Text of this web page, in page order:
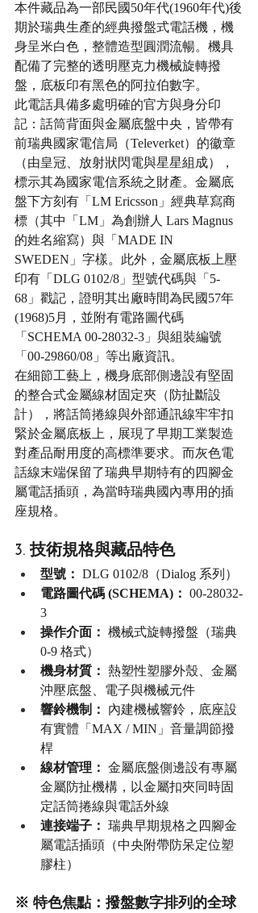
本件藏品為一部民國50年代(1960年代)後
期於瑞典生產的經典撥盤式電話機，機
身呈米白色，整體造型圓潤流暢。機具
配備了完整的透明壓克力機械旋轉撥
盤，底板印有黑色的阿拉伯數字。
此電話具備多處明確的官方與身分印
記：話筒背面與金屬底盤中央，皆帶有
前瑞典國家電信局（Televerket）的徽章
（由皇冠、放射狀閃電與星星組成），
標示其為國家電信系統之財產。金屬底
盤下方刻有「LM Ericsson」經典草寫商
標（其中「LM」為創辦人 Lars Magnus
的姓名縮寫）與「MADE IN
SWEDEN」字樣。此外，金屬底板上壓
印有「DLG 0102/8」型號代碼與「5-
68」戳記，證明其出廠時間為民國57年
(1968)5月，並附有電路圖代碼
「SCHEMA 00-28032-3」與組裝編號
「00-29860/08」等出廠資訊。
在細節工藝上，機身底部側邊設有堅固
的整合式金屬線材固定夾（防扯斷設
計），將話筒捲線與外部通訊線牢牢扣
緊於金屬底板上，展現了早期工業製造
對產品耐用度的高標準要求。而灰色電
話線末端保留了瑞典早期特有的四腳金
屬電話插頭，為當時瑞典國內專用的插
座規格。
3. 技術規格與藏品特色
型號： DLG 0102/8（Dialog 系列）
電路圖代碼 (SCHEMA)： 00-28032-
3
操作介面： 機械式旋轉撥盤（瑞典
0-9 格式）
機身材質： 熱塑性塑膠外殼、金屬
沖壓底盤、電子與機械元件
響鈴機制：
內建機械響鈴，底座設
有實體「MAX / MIN」音量調節撥
桿
線材管理： 金屬底盤側邊設有專屬
金屬防扯機構，以金屬扣夾同時固
定話筒捲線與電話外線
連接端子： 瑞典早期規格之四腳金
屬電話插頭（中央附帶防呆定位塑
膠柱）
※ 特色焦點：撥盤數字排列的全球